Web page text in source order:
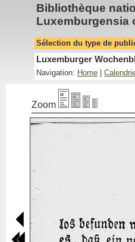
Bibliothèque
Luxemburgensia
Sélection du type de
Luxemburger
Navigation: Home
Zoom